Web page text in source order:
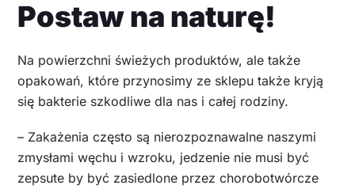
Postaw na naturę!
Na powierzchni świeżych produktów, ale także
opakowań, które przynosimy ze sklepu także kryją
się bakterie szkodliwe dla nas i całej rodziny.
– Zakażenia często są nierozpoznawalne naszymi
zmysłami węchu i wzroku, jedzenie nie musi być
zepsute by być zasiedlone przez chorobotwórcze